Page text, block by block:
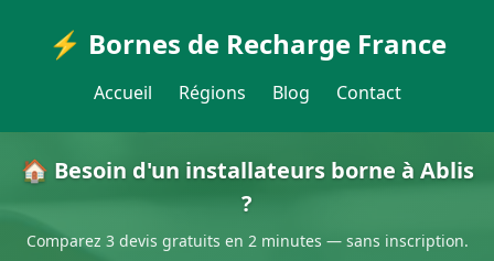
⚡ Bornes de Recharge France
Accueil Régions Blog Contact
🏠 Besoin d'un installateurs borne à Ablis
?
Comparez 3 devis gratuits en 2 minutes — sans inscription.